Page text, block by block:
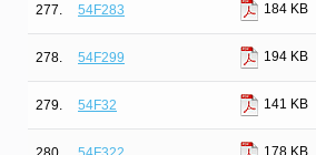
277. 54F283 184 KB
278. 54F299 194 KB
279. 54F32 141 KB
178 KB